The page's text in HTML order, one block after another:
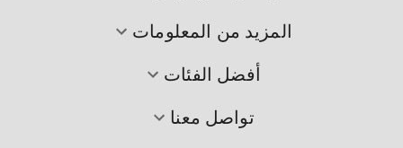
المزيد من المعلومات
أفضل الفئات
تواصل معنا